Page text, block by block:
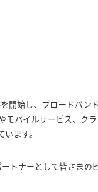
開始し、ブロードバン
バイルサービス、ク
ます。
トナーとして皆さまの